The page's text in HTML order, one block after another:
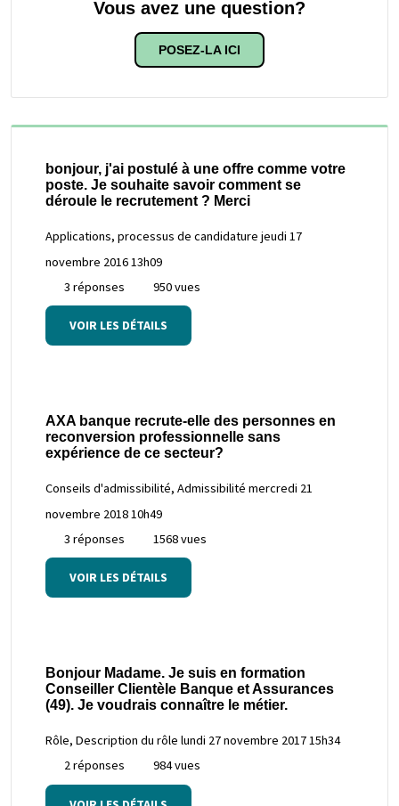
Vous avez une question?
POSEZ-LA ICI
bonjour, j'ai postulé à une offre comme votre
poste. Je souhaite savoir comment se
déroule le recrutement ? Merci
Applications, processus de candidature jeudi 17
novembre 2016 13h09
3 réponses
950 vues
VOIR LES DÉTAILS
AXA banque recrute-elle des personnes en
reconversion professionnelle sans
expérience de ce secteur?
Conseils d'admissibilité, Admissibilité mercredi 21
novembre 2018 10h49
3 réponses
1568 vues
VOIR LES DÉTAILS
Bonjour Madame. Je suis en formation
Conseiller Clientèle Banque et Assurances
(49). Je voudrais connaître le métier.
Rôle, Description du rôle lundi 27 novembre 2017 15h34
2 réponses
984 vues